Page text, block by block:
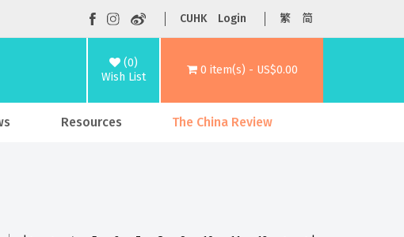
CUHK Login 繁 简
(0)
Wish List
0 item(s) - US$0.00
Resources The China Review